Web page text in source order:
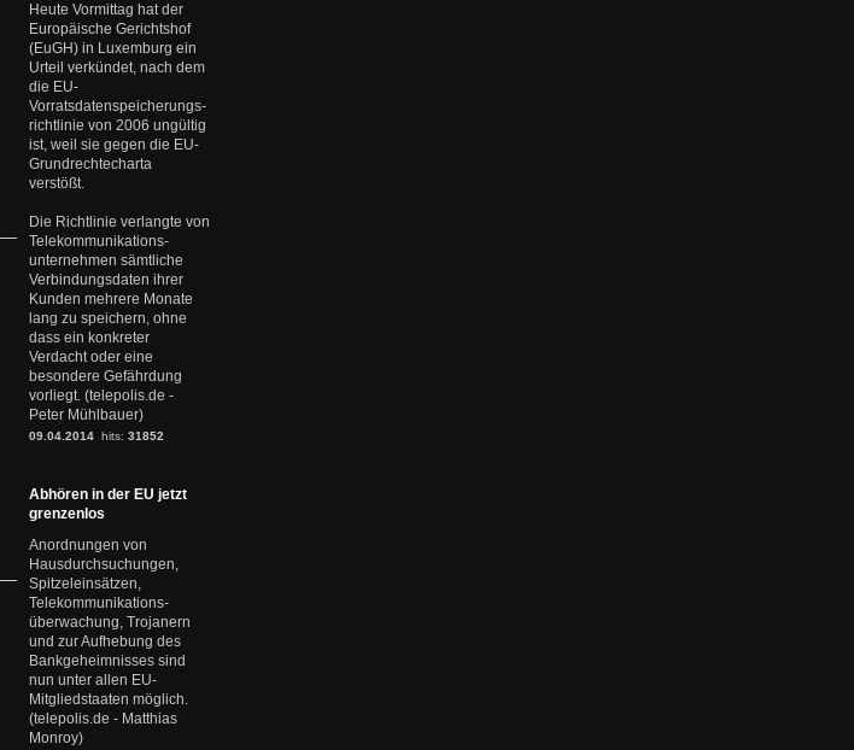
Heute Vormittag hat der
Europäische Gerichtshof
(EuGH) in Luxemburg ein
Urteil verkündet, nach dem
die EU-
Vorratsdatenspeicherungs-
richtlinie von 2006 ungültig
ist, weil sie gegen die EU-
Grundrechtecharta
verstößt.
Die Richtlinie verlangte von
Telekommunikations-
unternehmen sämtliche
Verbindungsdaten ihrer
Kunden mehrere Monate
lang zu speichern, ohne
dass ein konkreter
Verdacht oder eine
besondere Gefährdung
vorliegt. (telepolis.de -
Peter Mühlbauer)
09.04.2014 hits: 31852
Abhören in der EU jetzt
grenzenlos
Anordnungen von
Hausdurchsuchungen,
Spitzeleinsätzen,
Telekommunikations-
überwachung, Trojanern
und zur Aufhebung des
Bankgeheimnisses sind
nun unter allen EU-
Mitgliedstaaten möglich.
(telepolis.de - Matthias
Monroy)